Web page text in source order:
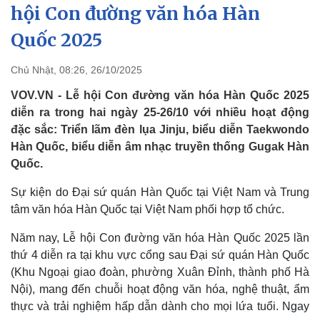
Đảng
Tổ chức nhân sự
Quốc hội
Nhận diện sự thật
Tin 24h
Dự báo thời tiết
hội Con đường văn hóa Hàn
Quốc 2025
Chủ Nhật, 08:26, 26/10/2025
VOV.VN - Lễ hội Con đường văn hóa Hàn Quốc 2025
diễn ra trong hai ngày 25-26/10 với nhiều hoạt động
đặc sắc: Triển lãm đèn lụa Jinju, biểu diễn Taekwondo
Hàn Quốc, biểu diễn âm nhạc truyền thống Gugak Hàn
Quốc.
Sự kiện do Đại sứ quán Hàn Quốc tại Việt Nam và Trung
tâm văn hóa Hàn Quốc tại Việt Nam phối hợp tổ chức.
Năm nay, Lễ hội Con đường văn hóa Hàn Quốc 2025 lần
thứ 4 diễn ra tại khu vực cổng sau Đại sứ quán Hàn Quốc
(Khu Ngoại giao đoàn, phường Xuân Đỉnh, thành phố Hà
Nội), mang đến chuỗi hoạt động văn hóa, nghệ thuật, ẩm
thực và trải nghiệm hấp dẫn dành cho mọi lứa tuổi. Ngay